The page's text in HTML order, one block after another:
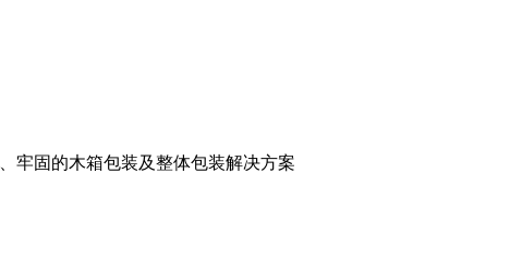
牢固的木箱包装及整体包装解决方案